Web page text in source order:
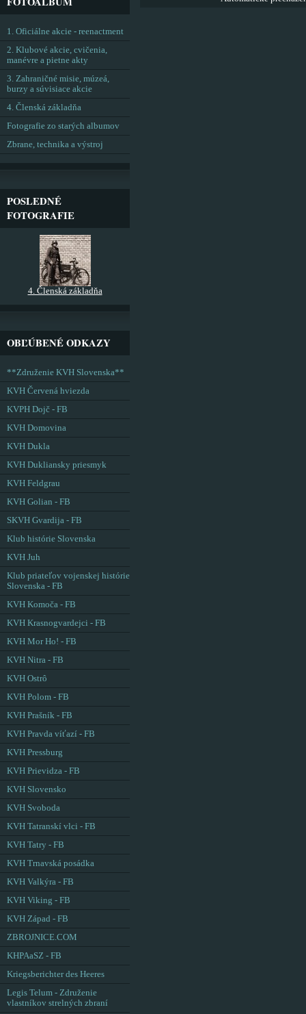
1. Oficiálne akcie - reenactment
2. Klubové akcie, cvičenia,
manévre a pietne akty
3. Zahraničné misie, múzeá,
burzy a súvisiace akcie
4. Členská základňa
Fotografie zo starých albumov
Zbrane, technika a výstroj
POSLEDNÉ
FOTOGRAFIE
4. Členská základňa
OBĽÚBENÉ ODKAZY
**Združenie KVH Slovenska**
KVH Červená hviezda
KVPH Dojč - FB
KVH Domovina
KVH Dukla
KVH Dukliansky priesmyk
KVH Feldgrau
KVH Golian - FB
SKVH Gvardija - FB
Klub histórie Slovenska
KVH Juh
Klub priateľov vojenskej histórie
Slovenska - FB
KVH Komoča - FB
KVH Krasnogvardejci - FB
KVH Mor Ho! - FB
KVH Nitra - FB
KVH Ostrô
KVH Polom - FB
KVH Prašník - FB
KVH Pravda víťazí - FB
KVH Pressburg
KVH Prievidza - FB
KVH Slovensko
KVH Svoboda
KVH Tatranskí vlci - FB
KVH Tatry - FB
KVH Trnavská posádka
KVH Valkýra - FB
KVH Viking - FB
KVH Západ - FB
ZBROJNICE.COM
KHPAaSZ - FB
Kriegsberichter des Heeres
Legis Telum - Združenie
vlastníkov strelných zbraní